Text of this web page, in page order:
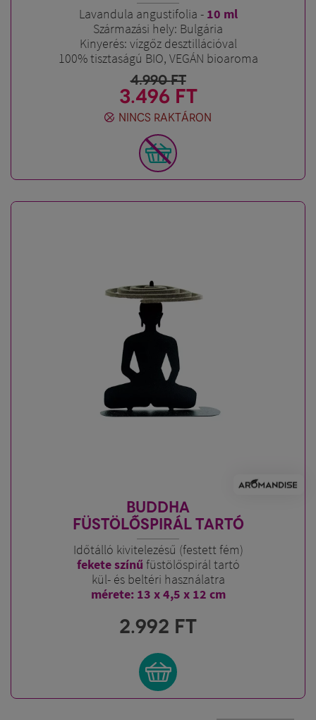
Lavandula angustifolia - 10 ml
Származási hely: Bulgária
Kinyerés: vízgőz desztillációval
100% tisztaságú BIO, VEGÁN bioaroma
4.990FT
3.496 FT
NINCS RAKTÁRON
BUDDHA
FÜSTÖLŐSPIRÁL TARTÓ
Időtálló kivitelezésű (festett fém)
fekete színű füstölőspirál tartó
kül- és beltéri használatra
mérete: 13 x 4,5 x 12 cm
2.992 FT